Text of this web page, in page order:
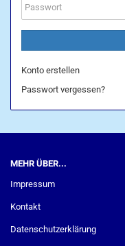
Passwort
Konto erstellen
Passwort vergessen?
MEHR ÜBER...
Impressum
Kontakt
Datenschutzerklärung